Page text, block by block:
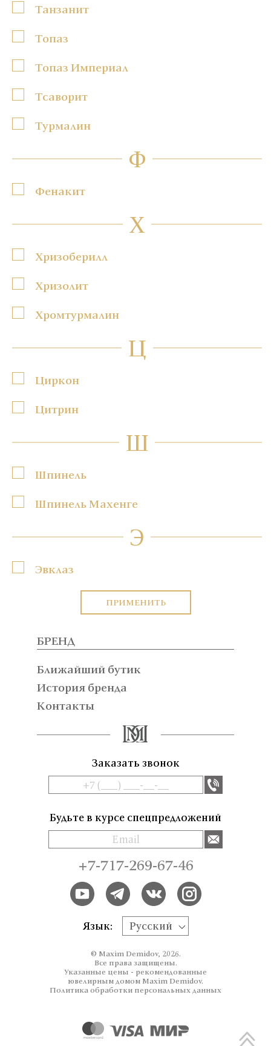
Танзанит
Топаз
Топаз Империал
Тсаворит
Турмалин
Ф
Фенакит
Х
Хризоберилл
Хризолит
Хромтурмалин
Ц
Циркон
Цитрин
Ш
Шпинель
Шпинель Махенге
Э
Эвклаз
ПРИМЕНИТЬ
БРЕНД
Ближайший бутик
История бренда
Контакты
Заказать звонок
Будьте в курсе спецпредложений
+7-717-269-67-46
Язык: Русский
© Maxim Demidov, 2026.
Все права защищены.
Указанные цены - рекомендованные
ювелирным домом Maxim Demidov.
Политика обработки персональных данных